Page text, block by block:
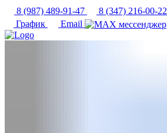
8 (987) 489-91-47 8 (347) 216-00-22
График
Email